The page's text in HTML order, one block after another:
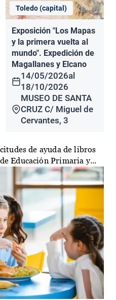
Toledo (capital)
Exposición "Los Mapas
y la primera vuelta al
mundo". Expedición de
Magallanes y Elcano
14/05/2026al
18/10/2026
MUSEO DE SANTA
CRUZ C/ Miguel de
Cervantes, 3
de ayuda de libros
Educación Primaria y...